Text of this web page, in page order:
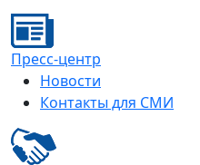
Пресс-центр
Новости
Контакты для СМИ